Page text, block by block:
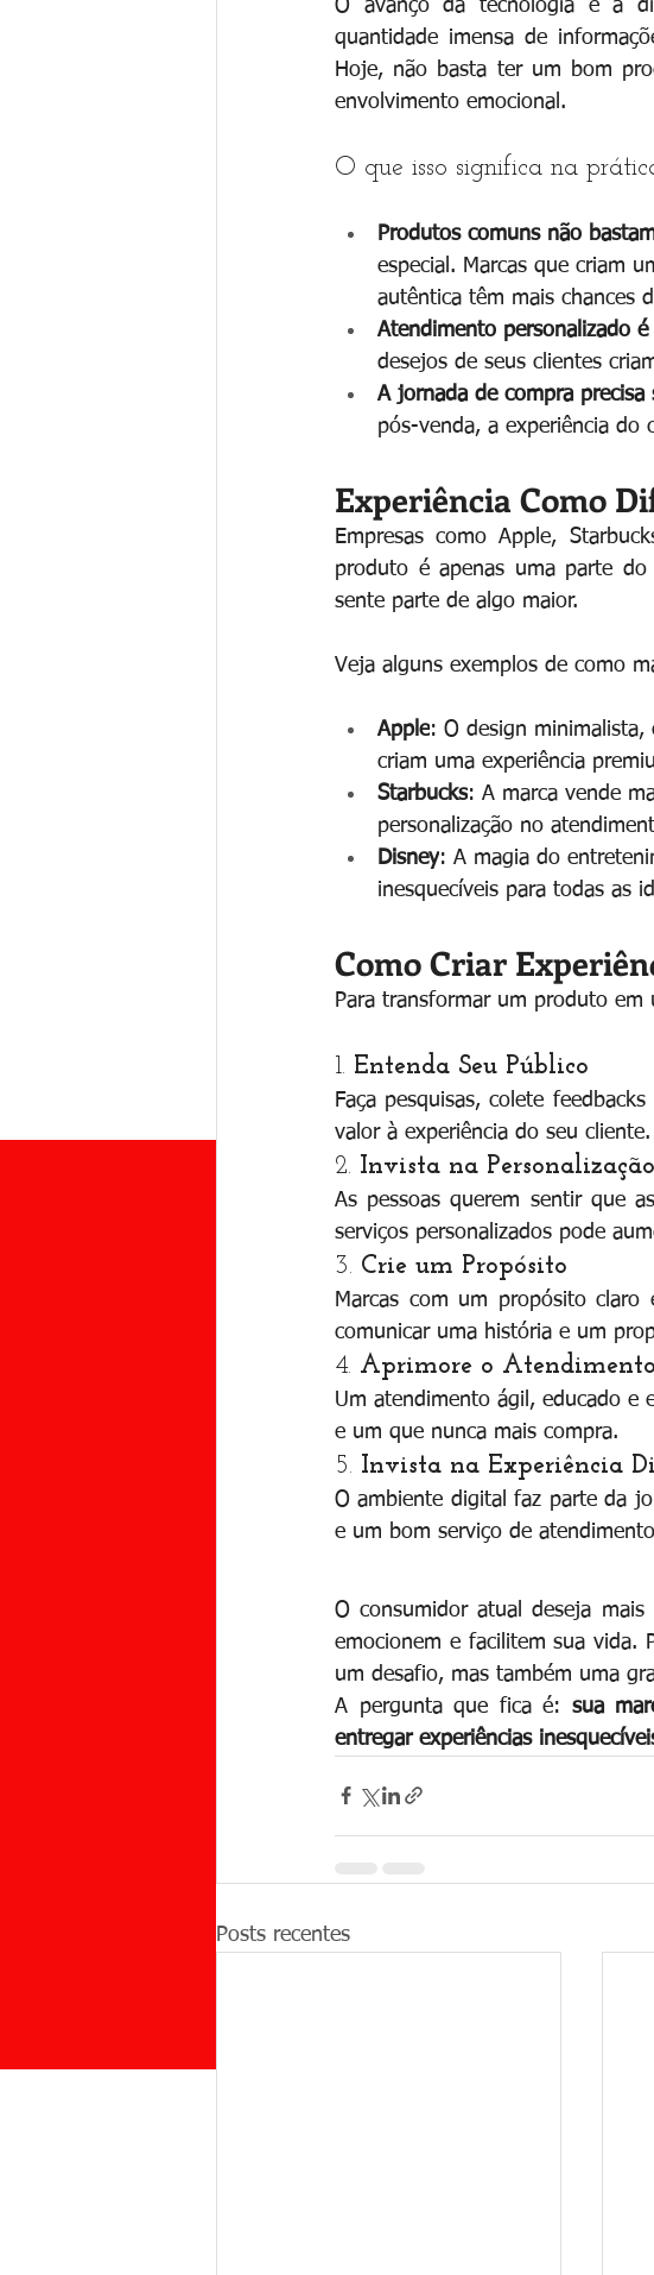
ESCRITÓRIO
O avanço da tecnologia e a
quantidade imensa de
Hoje, não basta ter um bom
envolvimento emocional.
O que isso significa na
Produtos comuns não
especial. Marcas que criam
autêntica têm mais chances
Atendimento personalizado é
desejos de seus clientes
A jornada de compra precisa
pós-venda, a experiência do
Experiência Como
Empresas como Apple,
produto é apenas uma parte
sente parte de algo maior.
Veja alguns exemplos de como
Apple: O design
criam uma experiência
Starbucks: A marca vende
personalização no
Disney: A magia do
inesquecíveis para todas as
Como Criar
Para transformar um produto em
1. Entenda Seu Público
Faça pesquisas, colete
valor à experiência do seu cliente.
2. Invista na Personalização
As pessoas querem sentir que
serviços personalizados pode
3. Crie um Propósito
Marcas com um propósito claro
comunicar uma história e um
4. Aprimore o Atendimento
Um atendimento ágil, educado e
e um que nunca mais compra.
5. Invista na Experiência
O ambiente digital faz parte da
e um bom serviço de
O consumidor atual deseja
emocionem e facilitem sua vida.
um desafio, mas também uma
A pergunta que fica é: sua
entregar experiências
Posts recentes